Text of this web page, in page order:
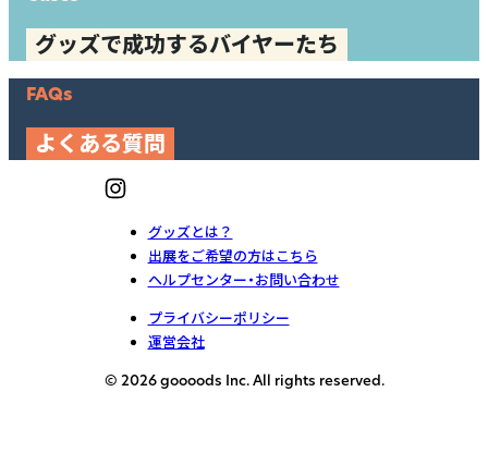
グッズで成功するバイヤーたち
FAQs
よくある質問
グッズとは？
出展をご希望の方はこちら
ヘルプセンター・お問い合わせ
プライバシーポリシー
運営会社
© 2026 goooods Inc. All rights reserved.